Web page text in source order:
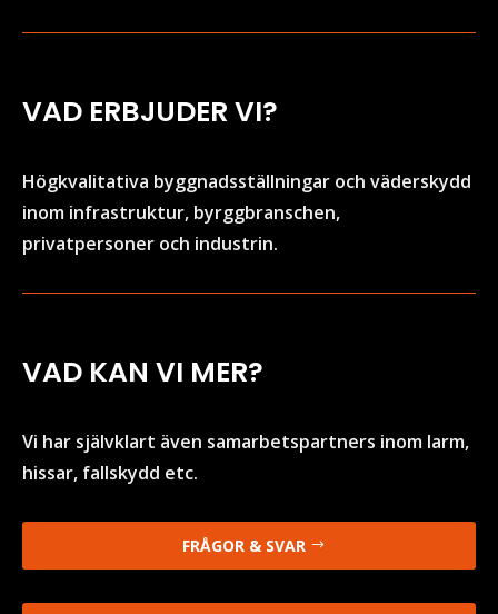
VAD ERBJUDER VI?
Högkvalitativa byggnadsställningar och väderskydd
inom infrastruktur, byrggbranschen,
privatpersoner och industrin.
VAD KAN VI MER?
Vi har självklart även samarbetspartners inom larm,
hissar, fallskydd etc.
FRÅGOR & SVAR